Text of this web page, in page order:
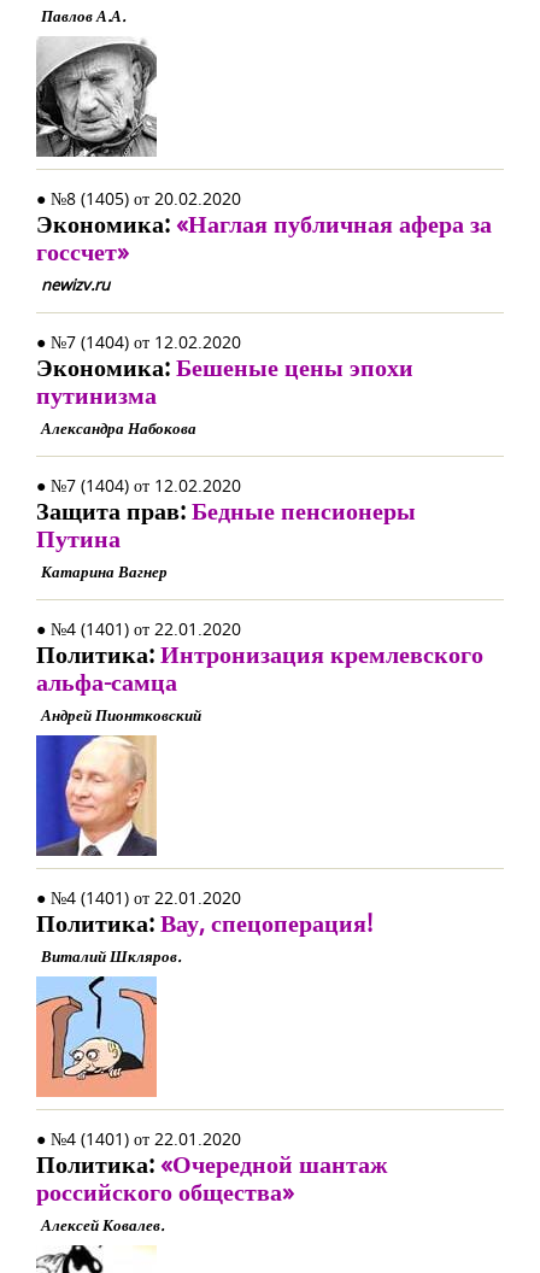
Павлов А.А.
● №8 (1405) от 20.02.2020
Экономика:«Наглая публичная афера за
госсчет»
newizv.ru
● №7 (1404) от 12.02.2020
Экономика:Бешеные цены эпохи
путинизма
Александра Набокова
● №7 (1404) от 12.02.2020
Защита прав:Бедные пенсионеры
Путина
Катарина Вагнер
● №4 (1401) от 22.01.2020
Политика:Интронизация кремлевского
альфа-самца
Андрей Пионтковский
● №4 (1401) от 22.01.2020
Политика:Вау, спецоперация!
Виталий Шкляров.
● №4 (1401) от 22.01.2020
Политика:«Очередной шантаж
российского общества»
Алексей Ковалев.